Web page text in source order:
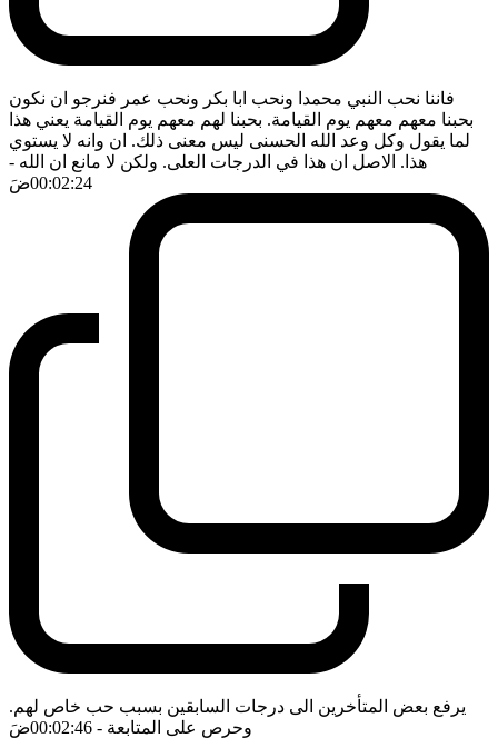
فاننا نحب النبي محمدا ونحب ابا بكر ونحب عمر فنرجو ان نكون
بحبنا معهم معهم يوم القيامة. بحبنا لهم معهم يوم القيامة يعني هذا
لما يقول وكل وعد الله الحسنى ليس معنى ذلك. ان وانه لا يستوي
هذا. الاصل ان هذا في الدرجات العلى. ولكن لا مانع ان الله -
00:02:24ضَ
يرفع بعض المتأخرين الى درجات السابقين بسبب حب خاص لهم.
وحرص على المتابعة - 00:02:46 ضَ